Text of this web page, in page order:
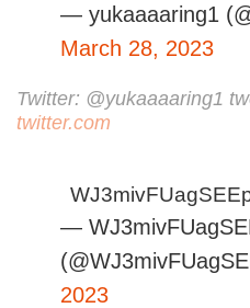
— yukaaaaring1
March 28, 2023
Twitter: @yukaaaaring1
twitter.com
—
2023